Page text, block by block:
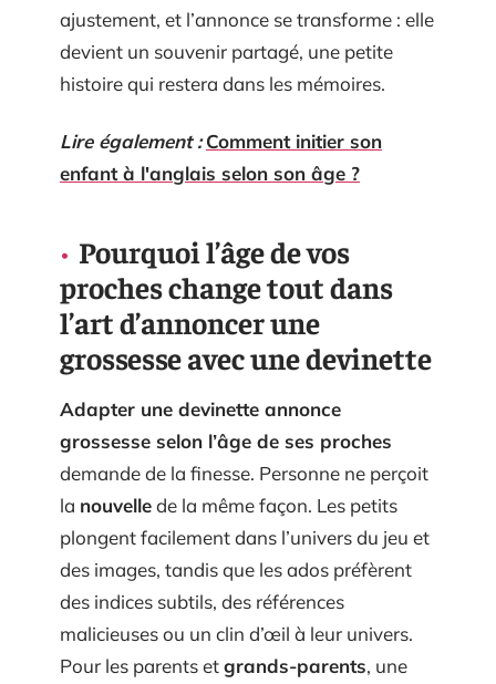
ajustement, et l’annonce se transforme : elle
devient un souvenir partagé, une petite
histoire qui restera dans les mémoires.
Lire également : Comment initier son
enfant à l'anglais selon son âge ?
Pourquoi l’âge de vos
proches change tout dans
l’art d’annoncer une
grossesse avec une devinette
Adapter une devinette annonce
grossesse selon l’âge de ses proches
demande de la finesse. Personne ne perçoit
la nouvellede la même façon. Les petits
plongent facilement dans l’univers du jeu et
des images, tandis que les ados préfèrent
des indices subtils, des références
malicieuses ou un clin d’œil à leur univers.
Pour les parents etgrands-parents, une